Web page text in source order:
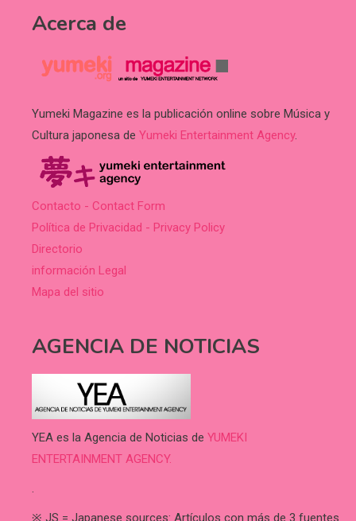
Acerca de
Yumeki Magazine es la publicación online sobre Música y
Cultura japonesa de Yumeki Entertainment Agency.
Contacto - Contact Form
Política de Privacidad - Privacy Policy
Directorio
información Legal
Mapa del sitio
AGENCIA DE NOTICIAS
YEA es la Agencia de Noticias de YUMEKI
ENTERTAINMENT AGENCY.
.